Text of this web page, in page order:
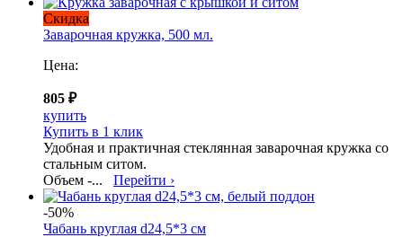
Скидка
Заварочная кружка, 500 мл.
Цена:
805 ₽
купить
Купить в 1 клик
Удобная и практичная стеклянная заварочная кружка со
стальным ситом.
Объем -... Перейти ›
-50%
Чабань круглая d24,5*3 см